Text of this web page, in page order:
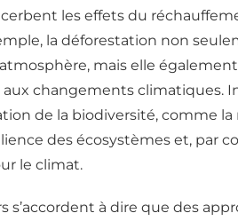
les effets du
la déforestation non
mais elle
aux changements climatiques.
de la biodiversité, comme
des écosystèmes et, par
le climat.
s’accordent à dire que des